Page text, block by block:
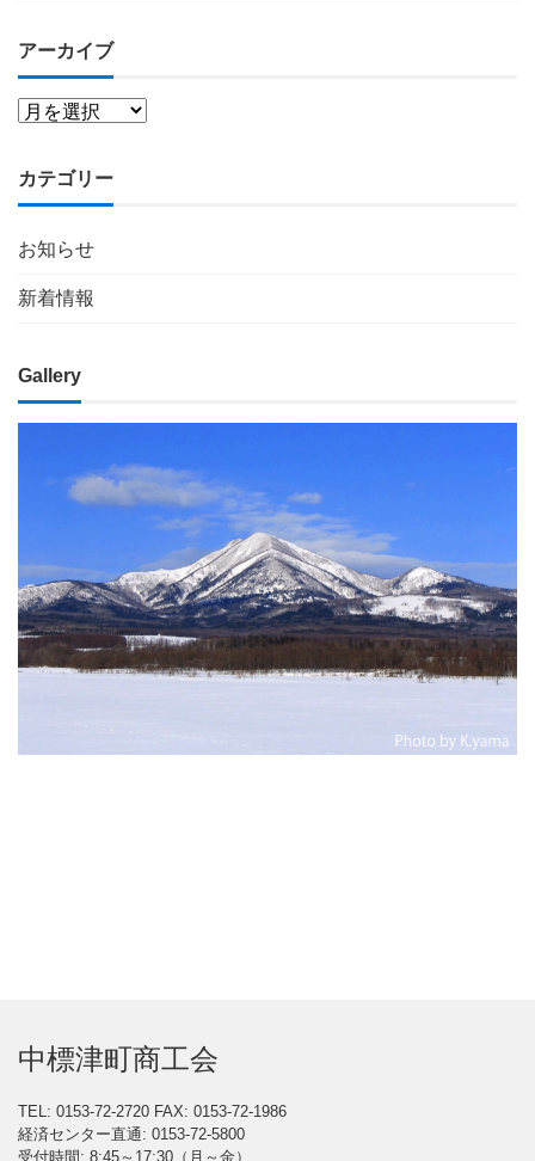
アーカイブ
カテゴリー
お知らせ
新着情報
Gallery
中標津町商工会
TEL: 0153-72-2720 FAX: 0153-72-1986
経済センター直通: 0153-72-5800
受付時間: 8:45～17:30（月～金）